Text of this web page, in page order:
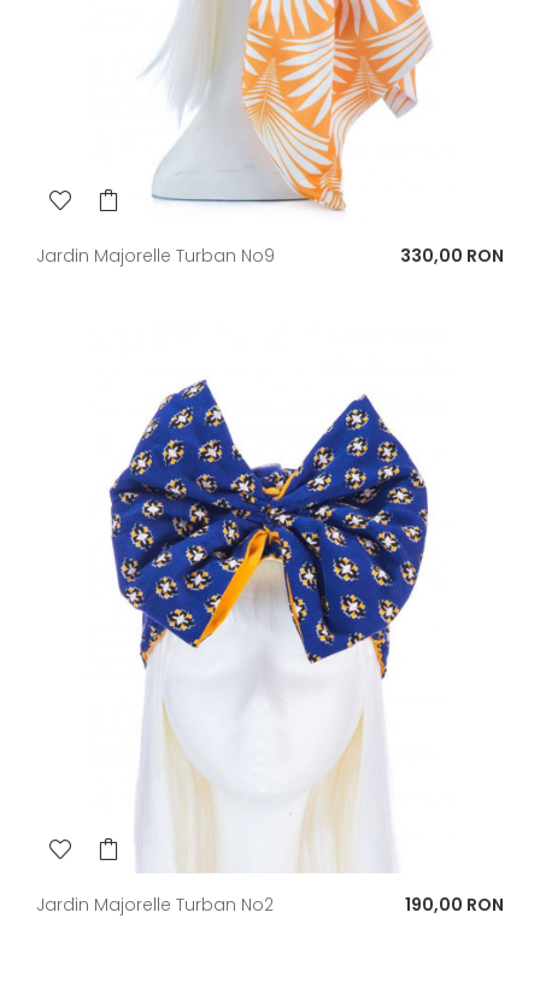
Jardin Majorelle Turban No9 Pret
330,00 RON
Jardin Majorelle Turban No2 Pret
190,00 RON